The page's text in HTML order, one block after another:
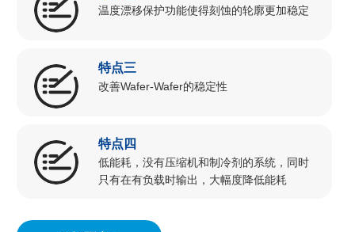
温度漂移保护功能使得刻蚀的轮廓更加稳定
特点三
改善Wafer-Wafer的稳定性
特点四
低能耗，没有压缩机和制冷剂的系统，同时
只有在有负载时输出，大幅度降低能耗